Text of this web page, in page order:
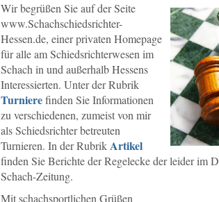
Wir begrüßen Sie auf der Seite
www.Schachschiedsrichter-
Hessen.de, einer privaten Homepage
für alle am Schiedsrichterwesen im
Schach in und außerhalb Hessens
Interessierten. Unter der Rubrik
Turnierefinden Sie Informationen
zu verschiedenen, zumeist von mir
als Schiedsrichter betreuten
Turnieren. In der Rubrik Artikel
finden Sie Berichte der Regelecke der leider im
Schach-Zeitung.
Mit schachsportlichen Grüßen